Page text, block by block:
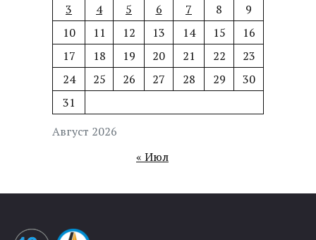
Август 2026
3
4 5 6 7 8
9
10
11 12 13 14 15
16
17
18 19 20 21 22
23
24
25 26 27 28 29
30
31
« Июл